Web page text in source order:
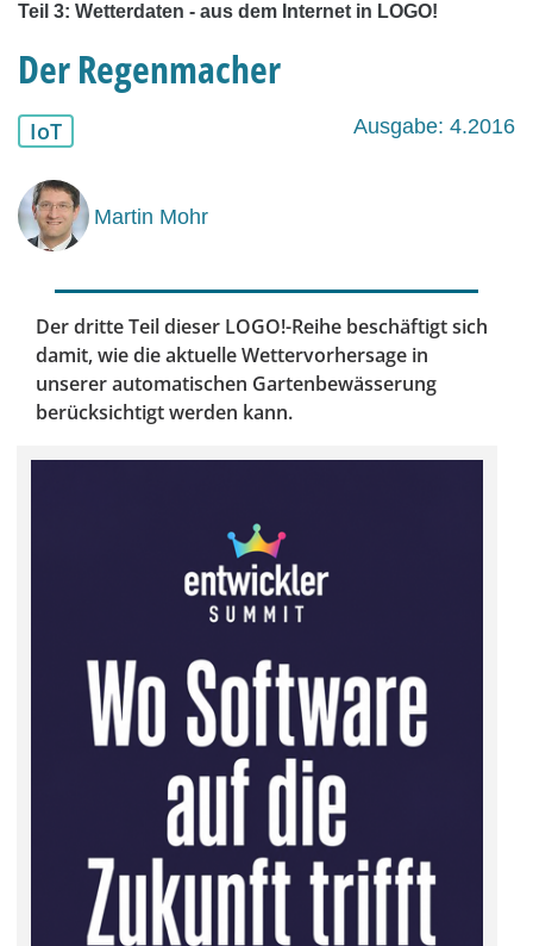
Teil 3: Wetterdaten - aus dem Internet in LOGO!
Der Regenmacher
IoT Ausgabe: 4.2016
Martin Mohr
Der dritte Teil dieser LOGO!-Reihe beschäftigt sich
damit, wie die aktuelle Wettervorhersage in
unserer automatischen Gartenbewässerung
berücksichtigt werden kann.